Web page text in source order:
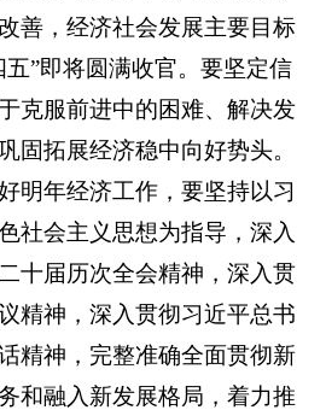
善，经济社会发展主要目标
”即将圆满收官。要坚定信
克服前进中的困难、解决发
固拓展经济稳中向好势头。
明年经济工作，要坚持以习
社会主义思想为指导，深入
十届历次全会精神，深入贯
精神，深入贯彻习近平总书
精神，完整准确全面贯彻新
和融入新发展格局，着力推